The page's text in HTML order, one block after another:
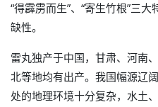
“得霹雳而生”、“寄生竹根”三
缺性。
雷丸独产于中国，甘肃、河南
北等地均有出产。我国幅源辽
处的地理环境十分复杂，水土